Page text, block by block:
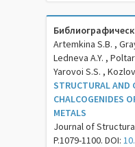
Artemkina S.B. ,
Ledneva A.Y. ,
Yarovoi S.S. ,
STRUCTURAL AND
CHALCOGENIDES
METALS
Journal of
P.1079-1100. DOI: